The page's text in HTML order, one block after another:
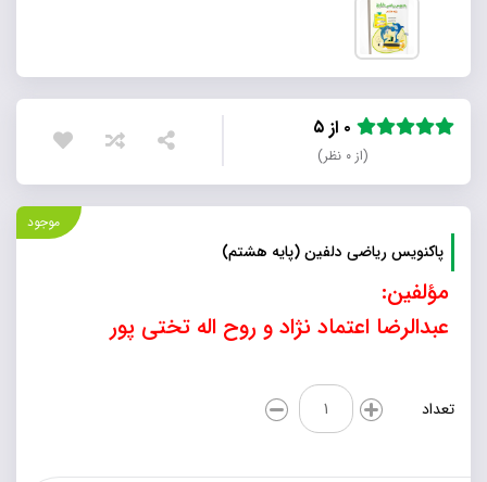
(از ۰ نظر)
موجود
پاکنویس ریاضی دلفین (پایه هشتم)
مؤلفین:
عبدالرضا اعتماد نژاد و روح اله تختی پور
تعداد
پاکنویس
ریاضی
دلفین